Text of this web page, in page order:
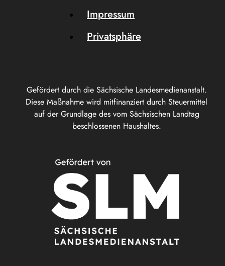
Gefördert durch die Sächsische Landesmedienanstalt.
Diese Maßnahme wird mitfinanziert durch Steuermittel
auf der Grundlage des vom Sächsischen Landtag
beschlossenen Haushaltes.
Impressum
Privatsphäre